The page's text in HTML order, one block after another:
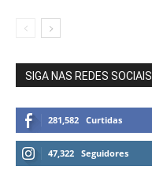
SIGA NAS REDES SOCIAIS
281,582 Curtidas
47,322 Seguidores